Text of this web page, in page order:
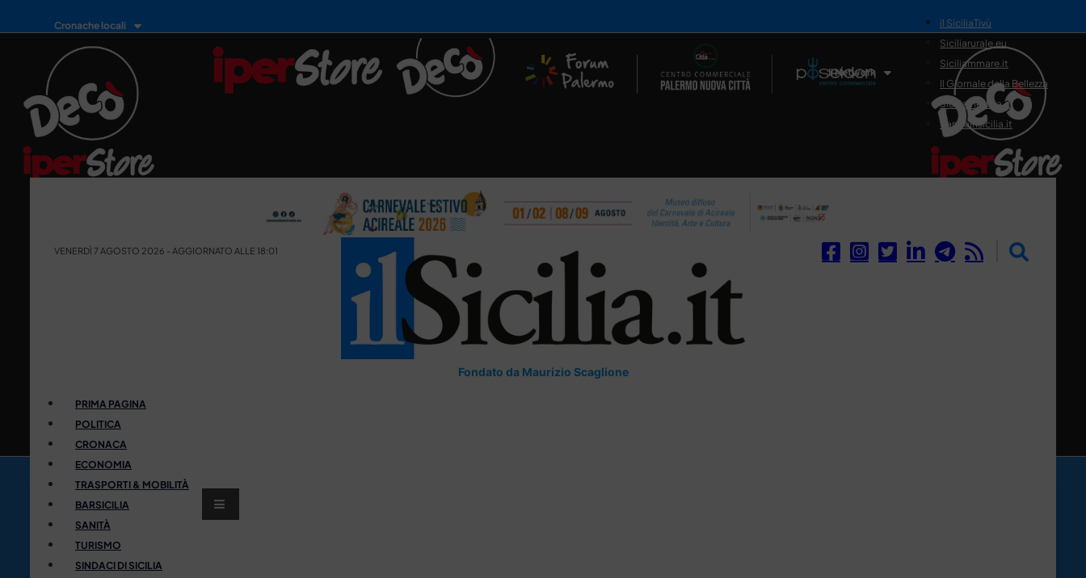
Cronache locali
Il Network
il SiciliaTivù
Siciliarurale.eu
Siciliammare.it
Il Giornale della Bellezza
Siciliamedica.it
Sanitainsicilia.it
VENERDÌ 7 AGOSTO 2026 - AGGIORNATO ALLE 18:01
Fondato da Maurizio Scaglione
PRIMA PAGINA
POLITICA
CRONACA
ECONOMIA
TRASPORTI & MOBILITÀ
BARSICILIA
SANITÀ
TURISMO
SINDACI DI SICILIA